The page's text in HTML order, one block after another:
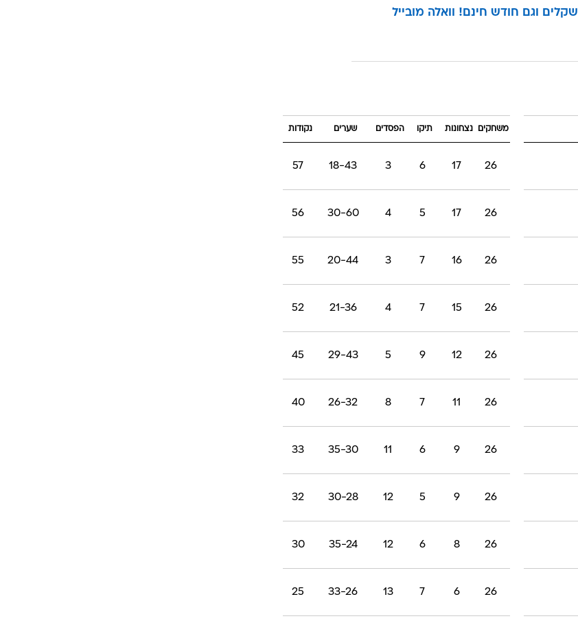
3 מנויים ב-75 שקלים וגם חודש חינם! וואלה מובייל
משחקים נצחונות תיקו הפסדים שערים נקודות
26
17
6
3
18-43
57
26
17
5
4
30-60
56
26
16
7
3
20-44
55
26
15
7
4
21-36
52
26
12
9
5
29-43
45
26
11
7
8
26-32
40
26
9
6
11
35-30
33
26
9
5
12
30-28
32
26
8
6
12
35-24
30
26
6
7
13
33-26
25